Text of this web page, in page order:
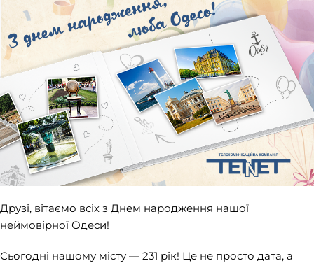
Друзі, вітаємо всіх з Днем народження нашої
неймовірної Одеси!
Сьогодні нашому місту — 231 рік! Це не просто дата, а